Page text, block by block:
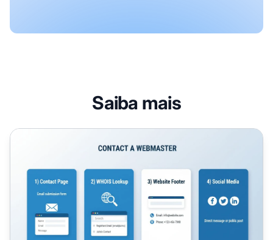
Saiba mais
Como Entrar em Contato com um Webmaster